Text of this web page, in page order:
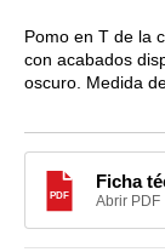
0528
RILLE
de
A2528
Pomo en T de la
con acabados
oscuro. Medida
PDF
Ficha
Abrir PDF